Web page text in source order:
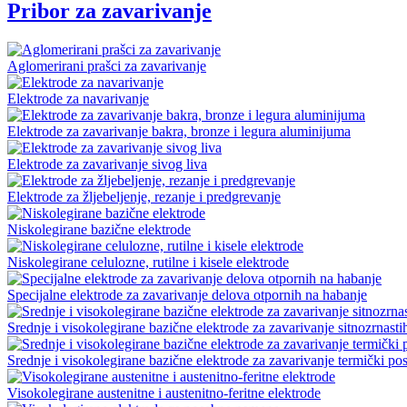
Pribor za zavarivanje
Aglomerirani prašci za zavarivanje
Elektrode za navarivanje
Elektrode za zavarivanje bakra, bronze i legura aluminijuma
Elektrode za zavarivanje sivog liva
Elektrode za žljebeljenje, rezanje i predgrevanje
Niskolegirane bazične elektrode
Niskolegirane celulozne, rutilne i kisele elektrode
Specijalne elektrode za zavarivanje delova otpornih na habanje
Srednje i visokolegirane bazične elektrode za zavarivanje
Srednje i visokolegirane bazične elektrode za zavarivanje termički
Visokolegirane austenitne i austenitno-feritne elektrode